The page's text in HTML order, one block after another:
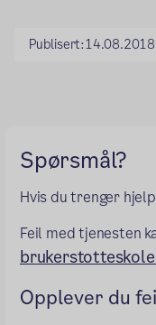
Publisert:14.08.2018
Spørsmål?
Hvis du trenger
Feil med tjenesten
Opplever du